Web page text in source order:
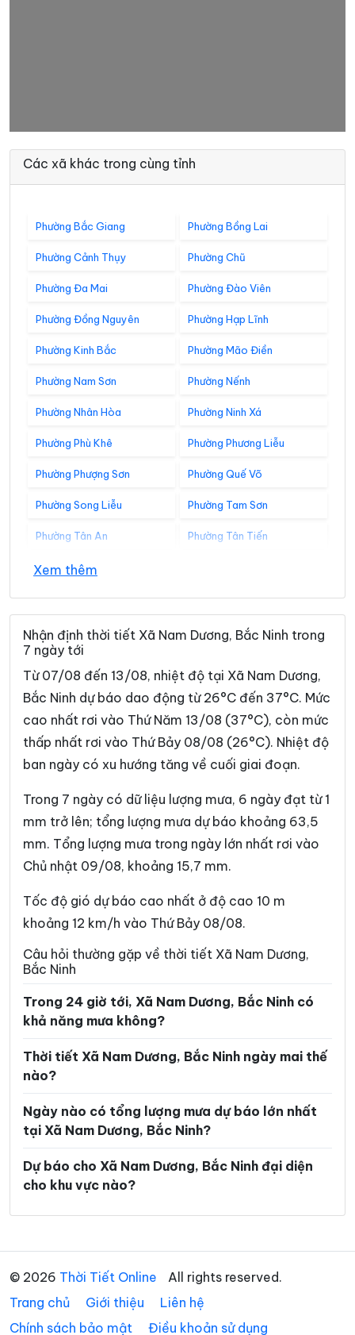
Các xã khác trong cùng tỉnh
Phường Bắc Giang Phường Bồng Lai
Phường Cảnh Thụy Phường Chũ
Phường Đa Mai Phường Đào Viên
Phường Đồng Nguyên Phường Hạp Lĩnh
Phường Kinh Bắc Phường Mão Điền
Phường Nam Sơn Phường Nếnh
Phường Nhân Hòa Phường Ninh Xá
Phường Phù Khê Phường Phương Liễu
Phường Phượng Sơn Phường Quế Võ
Phường Song Liễu Phường Tam Sơn
Phường Tân An Phường Tân Tiến
Phường Thuận Thành
Phường Trạm Lộ Phường Trí Quả
Phường Tự Lạn Phường Từ Sơn
Phường Vân Hà
Phường Võ Cường Phường Vũ Ninh
Phường Yên Dũng Xã An Lạc
Xã Bắc Lũng Xã Bảo Đài
Xã Bố Hạ Xã Cẩm Lý
Xã Cao Đức Xã Chi Lăng
Xã Đại Đồng Xã Đại Lai
Xã Đại Sơn Xã Đèo Gia
Xã Đông Phú
Xã Dương Hưu Xã Gia Bình
Xã Hiệp Hòa
Xã Hợp Thịnh Xã Kép
Xã Kiên Lao Xã Lâm Thao
Xã Lạng Giang Xã Liên Bão
Xã Lục Ngạn
Xã Lục Sơn
Xã Mỹ Thái Xã Nghĩa Phương
Xã Ngọc Thiện Xã Nhã Nam
Xã Nhân Thắng Xã Phật Tích
Xã Phù Lãng Xã Phúc Hòa
Xem thêm
Nhận định thời tiết Xã Nam Dương, Bắc Ninh trong
7 ngày tới
Từ 07/08 đến 13/08, nhiệt độ tại Xã Nam Dương,
Bắc Ninh dự báo dao động từ 26°C đến 37°C. Mức
cao nhất rơi vào Thứ Năm 13/08 (37°C), còn mức
thấp nhất rơi vào Thứ Bảy 08/08 (26°C). Nhiệt độ
ban ngày có xu hướng tăng về cuối giai đoạn.
Trong 7 ngày có dữ liệu lượng mưa, 6 ngày đạt từ 1
mm trở lên; tổng lượng mưa dự báo khoảng 63,5
mm. Tổng lượng mưa trong ngày lớn nhất rơi vào
Chủ nhật 09/08, khoảng 15,7 mm.
Tốc độ gió dự báo cao nhất ở độ cao 10 m
khoảng 12 km/h vào Thứ Bảy 08/08.
Câu hỏi thường gặp về thời tiết Xã Nam Dương,
Bắc Ninh
Trong 24 giờ tới, Xã Nam Dương, Bắc Ninh có
khả năng mưa không?
Thời tiết Xã Nam Dương, Bắc Ninh ngày mai thế
nào?
Ngày nào có tổng lượng mưa dự báo lớn nhất
tại Xã Nam Dương, Bắc Ninh?
Dự báo cho Xã Nam Dương, Bắc Ninh đại diện
cho khu vực nào?
© 2026 Thời Tiết Online
All rights reserved.
Trang chủ
Giới thiệu
Liên hệ
Chính sách bảo mật
Điều khoản sử dụng